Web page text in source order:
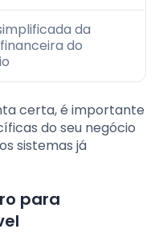
da
do
certa, é importante
do seu negócio
sistemas já
para